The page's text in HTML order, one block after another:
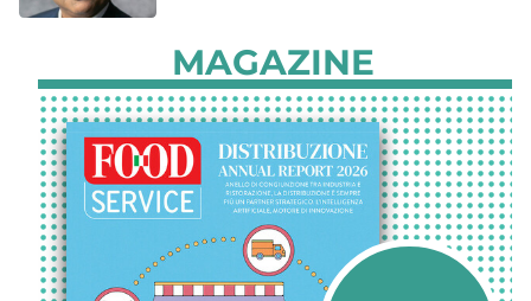
MAGAZINE